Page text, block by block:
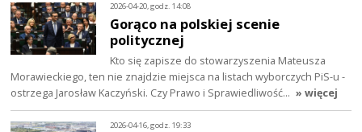
2026-04-20, godz. 14:08
Gorąco na polskiej scenie
politycznej
Kto się zapisze do stowarzyszenia Mateusza
Morawieckiego, ten nie znajdzie miejsca na listach wyborczych PiS-u -
ostrzega Jarosław Kaczyński. Czy Prawo i Sprawiedliwość… » więcej
2026-04-16, godz. 19:33